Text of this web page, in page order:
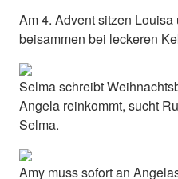
Am 4. Advent sitzen
beisammen bei leckeren
Selma schreibt
Angela reinkommt, sucht
Selma.
Amy muss sofort an